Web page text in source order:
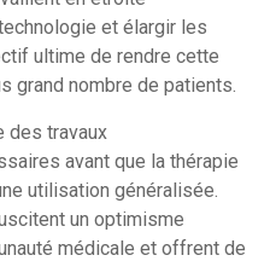
et élargir les
ultime de rendre cette
grand nombre de patients.
des travaux
avant que la thérapie
utilisation généralisée.
un optimisme
médicale et offrent de